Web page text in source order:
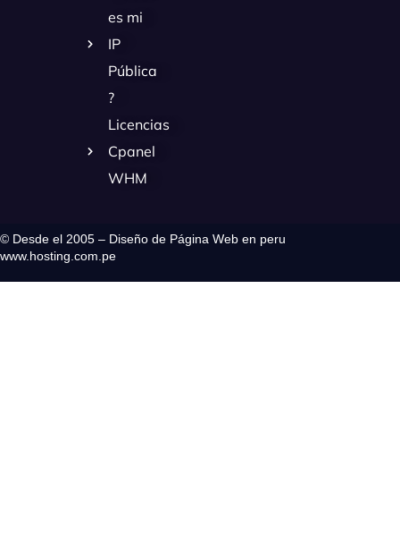
es mi
IP
Pública
?
Licencias
Cpanel
WHM
© Desde el 2005 – Diseño de Página Web en peru
www.hosting.com.pe